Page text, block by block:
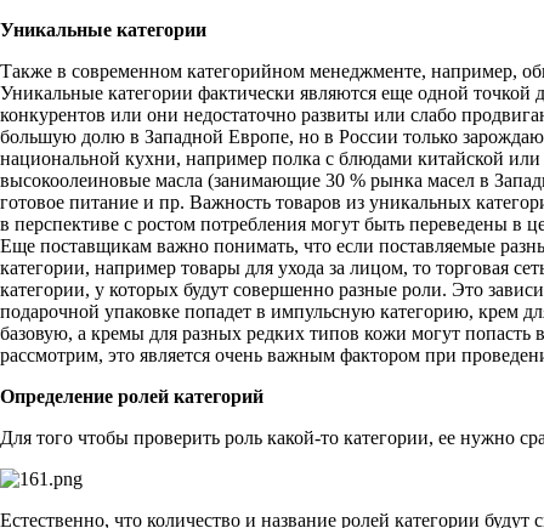
Уникальные категории
Также в современном категорийном менеджменте, например,
Уникальные категории фактически являются еще одной точкой
конкурентов или они недостаточно развиты или слабо
большую долю в Западной Европе, но в России только
национальной кухни, например полка с блюдами китайской
высокоолеиновые масла (занимающие 30 % рынка масел в
готовое питание и пр. Важность товаров из уникальных
в перспективе с ростом потребления могут быть переведены в
Еще поставщикам важно понимать, что если поставляемые
категории, например товары для ухода за лицом, то торговая
категории, у которых будут совершенно разные роли. Это
подарочной упаковке попадет в импульсную категорию, крем
базовую, а кремы для разных редких типов кожи могут
рассмотрим, это является очень важным фактором при
Определение ролей категорий
Для того чтобы проверить роль какой-то категории, ее нужно
Естественно, что количество и название ролей категории